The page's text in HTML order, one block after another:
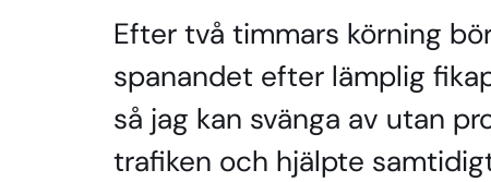
Efter två timmars körning
spanandet efter lämplig
så jag kan svänga av utan
trafiken och hjälpte